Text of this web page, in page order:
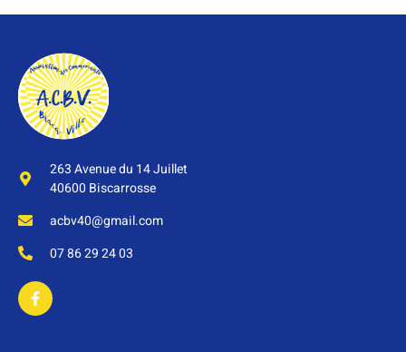
263 Avenue du 14 Juillet
40600 Biscarrosse
acbv40@gmail.com
07 86 29 24 03